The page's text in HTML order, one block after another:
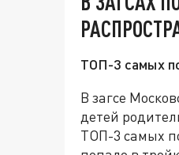
ТОП-3 самых
В загсе
детей
ТОП-3 самых